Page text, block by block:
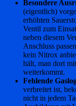
Besondere
(eigentlich)
erhöhten
Ventil zum
neben diesem
Anschluss
kein Nitrox
hält, man dort
weiterkommt.
Fehlende
verbreitet ist,
nicht in jedem